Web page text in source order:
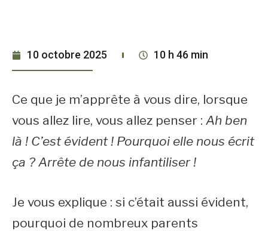
10 octobre 2025 10 h 46 min
Ce que je m’apprête à vous dire, lorsque
vous allez lire, vous allez penser : Ah ben
là ! C’est évident ! Pourquoi elle nous écrit
ça ? Arrête de nous infantiliser !
Je vous explique : si c’était aussi évident,
pourquoi de nombreux parents